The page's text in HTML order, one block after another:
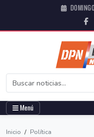
Menú
Inicio / Política